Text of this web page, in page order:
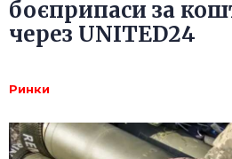
боєприпаси за
через UNITED24
Ринки